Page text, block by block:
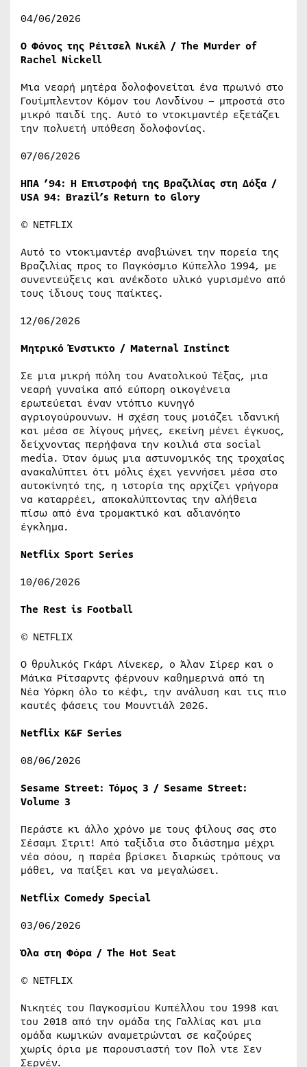
04/06/2026
Ο Φόνος της Ρέιτσελ Νικέλ / The Murder of
Rachel Nickell
Μια νεαρή μητέρα δολοφονείται ένα πρωινό στο
Γουίμπλεντον Κόμον του Λονδίνου – μπροστά στο
μικρό παιδί της. Αυτό το ντοκιμαντέρ εξετάζει
την πολυετή υπόθεση δολοφονίας.
07/06/2026
ΗΠΑ ’94: Η Επιστροφή της Βραζιλίας στη Δόξα /
USA 94: Brazil’s Return to Glory
© NETFLIX
Αυτό το ντοκιμαντέρ αναβιώνει την πορεία της
Βραζιλίας προς το Παγκόσμιο Κύπελλο 1994, με
συνεντεύξεις και ανέκδοτο υλικό γυρισμένο από
τους ίδιους τους παίκτες.
12/06/2026
Μητρικό Ένστικτο / Maternal Instinct
Σε μια μικρή πόλη του Ανατολικού Τέξας, μια
νεαρή γυναίκα από εύπορη οικογένεια
ερωτεύεται έναν ντόπιο κυνηγό
αγριογούρουνων. Η σχέση τους μοιάζει ιδανική
και μέσα σε λίγους μήνες, εκείνη μένει έγκυος,
δείχνοντας περήφανα την κοιλιά στα social
media. Όταν όμως μια αστυνομικός της τροχαίας
ανακαλύπτει ότι μόλις έχει γεννήσει μέσα στο
αυτοκίνητό της, η ιστορία της αρχίζει γρήγορα
να καταρρέει, αποκαλύπτοντας την αλήθεια
πίσω από ένα τρομακτικό και αδιανόητο
έγκλημα.
Netflix Sport Series
10/06/2026
The Rest is Football
© NETFLIX
Ο θρυλικός Γκάρι Λίνεκερ, ο Άλαν Σίρερ και ο
Μάικα Ρίτσαρντς φέρνουν καθημερινά από τη
Νέα Υόρκη όλο το κέφι, την ανάλυση και τις πιο
καυτές φάσεις του Μουντιάλ 2026.
Netflix K&F Series
08/06/2026
Sesame Street: Τόμος 3 / Sesame Street:
Volume 3
Περάστε κι άλλο χρόνο με τους φίλους σας στο
Σέσαμι Στριτ! Από ταξίδια στο διάστημα μέχρι
νέα σόου, η παρέα βρίσκει διαρκώς τρόπους να
μάθει, να παίξει και να μεγαλώσει.
Netflix Comedy Special
03/06/2026
Όλα στη Φόρα / The Hot Seat
© NETFLIX
Νικητές του Παγκοσμίου Κυπέλλου του 1998 και
του 2018 από την ομάδα της Γαλλίας και μια
ομάδα κωμικών αναμετρώνται σε καζούρες
χωρίς όρια με παρουσιαστή τον Πολ ντε Σεν
Σερνέν.